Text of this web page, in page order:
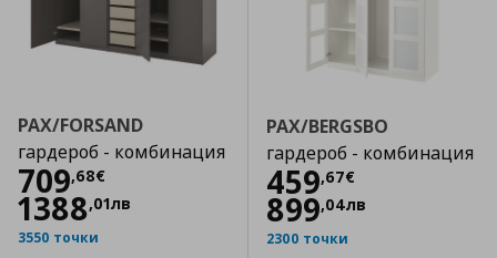
PAX/FORSAND
гардероб - комбинация
709,68€
Цена
1388,01лв
3550 точки
PAX/BERGSBO
гардероб - комбинация
459,67€
Цена
899,04лв
2300 точки